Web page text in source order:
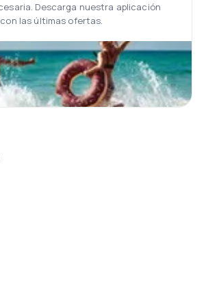
Descarga nuestra aplicación
las últimas ofertas.